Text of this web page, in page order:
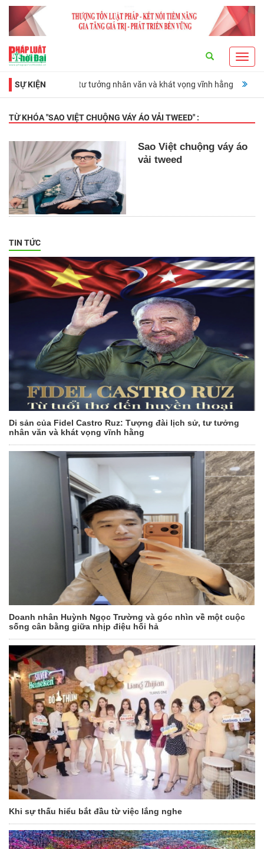
SỰ KIỆN
đài lịch sử, tư tưởng nhân văn và khát vọng vĩnh hằng Ra mắt
TỪ KHÓA "SAO VIỆT CHUỘNG VÁY ÁO VẢI TWEED" :
Sao Việt chuộng váy áo
vải tweed
TIN TỨC
Di sản của Fidel Castro Ruz: Tượng đài lịch sử, tư tưởng
nhân văn và khát vọng vĩnh hằng
Doanh nhân Huỳnh Ngọc Trường và góc nhìn về một cuộc
sống cân bằng giữa nhịp điệu hối hả
Khi sự thấu hiểu bắt đầu từ việc lắng nghe